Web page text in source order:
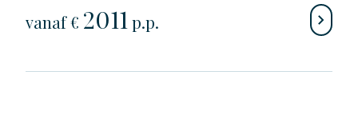
vanaf € 2011p.p.